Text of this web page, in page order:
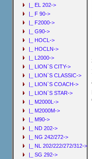
|_ EL 202->
|_ F 90->
|_ F2000->
|_ G90->
|_ HOCL->
|_ HOCLN->
|_ L2000->
|_ LION`S CITY->
|_ LION`S CLASSIC->
|_ LION`S COACH->
|_ LION`S STAR->
|_ M2000L->
|_ M2000M->
|_ M90->
|_ ND 202->
|_ NG 242/272->
|_ NL 202/222/272/312->
|_ SG 292->